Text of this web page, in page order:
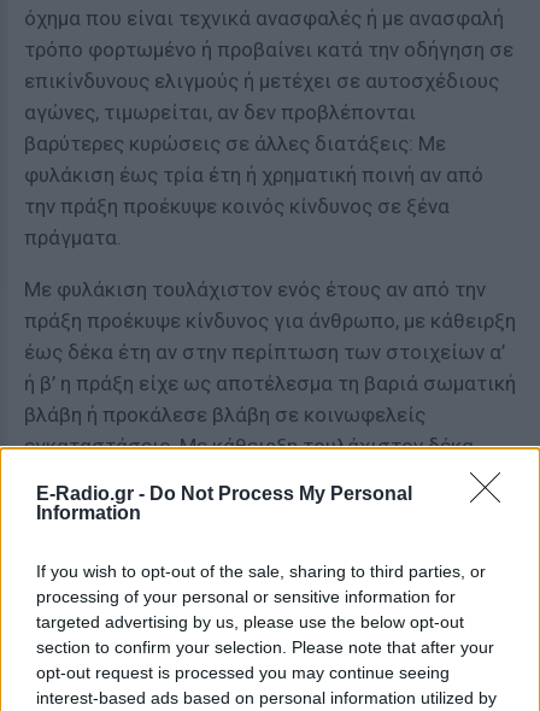
E-Radio.gr - Do Not Process My Personal
Information
If you wish to opt-out of the sale, sharing to third parties, or
processing of your personal or sensitive information for
targeted advertising by us, please use the below opt-out
section to confirm your selection. Please note that after your
opt-out request is processed you may continue seeing
interest-based ads based on personal information utilized by
όχημα που είναι τεχνικά ανασφαλές ή με ανασφαλή
τρόπο φορτωμένο ή προβαίνει κατά την οδήγηση σε
επικίνδυνους ελιγμούς ή μετέχει σε αυτοσχέδιους
αγώνες, τιμωρείται, αν δεν προβλέπονται
βαρύτερες κυρώσεις σε άλλες διατάξεις: Με
φυλάκιση έως τρία έτη ή χρηματική ποινή αν από
την πράξη προέκυψε κοινός κίνδυνος σε ξένα
πράγματα.
Με φυλάκιση τουλάχιστον ενός έτους αν από την
πράξη προέκυψε κίνδυνος για άνθρωπο, με κάθειρξη
έως δέκα έτη αν στην περίπτωση των στοιχείων α’
ή β’ η πράξη είχε ως αποτέλεσμα τη βαριά σωματική
βλάβη ή προκάλεσε βλάβη σε κοινωφελείς
εγκαταστάσεις. Με κάθειρξη τουλάχιστον δέκα
ετών αν στην περίπτωση του στοιχείου β’ η πράξη
είχε ως αποτέλεσμα το θάνατο άλλου. Αν
το δικαστήριο μπορεί να επιβάλει ισόβια κάθειρξη.
Όποιος στις περιπτώσεις της προηγούμενης
παραγράφου οδηγεί επικίνδυνα από αμέλεια και
από την πράξη του αυτή προέκυψε κοινός κίνδυνος
για ξένα πράγματα ή για άνθρωπο, τιμωρείται με